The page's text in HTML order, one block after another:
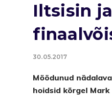
Iltsisin
30.05.2017
Möödunud
hoidsid kõrgel